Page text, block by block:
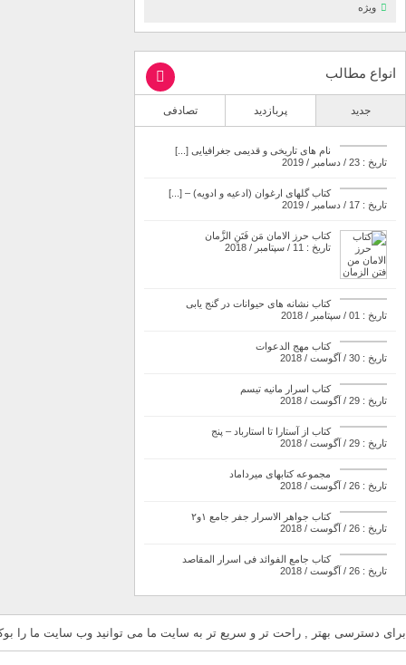
ویژه
انواع مطالب
جدید پربازدید تصادفی
نام های تاریخی و قدیمی جغرافیایی [...]
تاریخ : 23 / دسامبر / 2019
کتاب گلهای ارغوان (ادعیه و ادویه) – [...]
تاریخ : 17 / دسامبر / 2019
کتاب حرز الامان مَن فَتَنِ الزَّمان
تاریخ : 11 / سپتامبر / 2018
کتاب نشانه های حیوانات در گنج یابی
تاریخ : 01 / سپتامبر / 2018
کتاب مهج الدعوات
تاریخ : 30 / آگوست / 2018
کتاب اسرار مانیه تیسم
تاریخ : 29 / آگوست / 2018
کتاب از آستارا تا استارباد – پنج
تاریخ : 29 / آگوست / 2018
مجموعه کتابهای میرداماد
تاریخ : 26 / آگوست / 2018
کتاب جواهر الاسرار جفر جامع ۱و۲
تاریخ : 26 / آگوست / 2018
کتاب جامع الفوائد فی اسرار المقاصد
تاریخ : 26 / آگوست / 2018
برای دسترسی بهتر , راحت تر و سریع تر به سایت ما می توانید وب سایت ما را